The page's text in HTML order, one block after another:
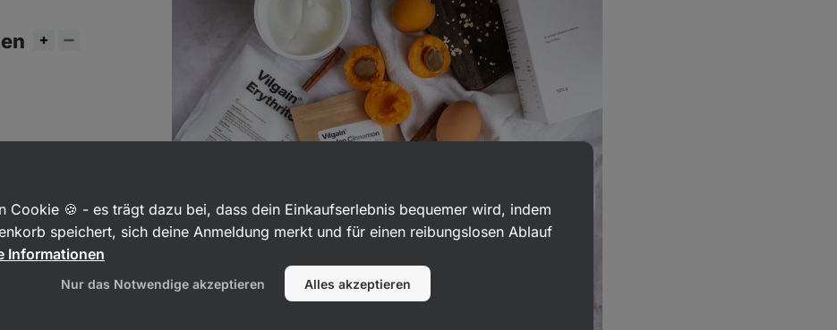
Cookie 🍪 - es trägt dazu bei, dass dein Einkaufserlebnis bequemer wird, indem
speichert, sich deine Anmeldung merkt und für einen reibungslosen Ablauf
Informationen
Nur das Notwendige akzeptieren Alles akzeptieren